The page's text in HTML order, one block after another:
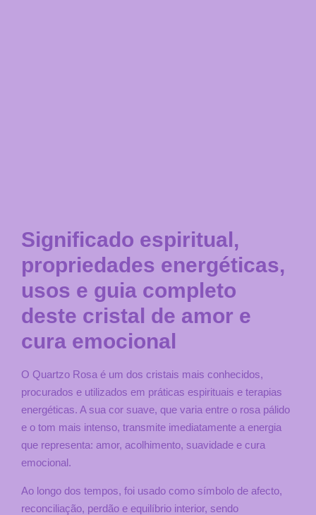
Significado espiritual,
propriedades energéticas,
usos e guia completo
deste cristal de amor e
cura emocional
O Quartzo Rosa é um dos cristais mais conhecidos,
procurados e utilizados em práticas espirituais e terapias
energéticas. A sua cor suave, que varia entre o rosa pálido
e o tom mais intenso, transmite imediatamente a energia
que representa: amor, acolhimento, suavidade e cura
emocional.
Ao longo dos tempos, foi usado como símbolo de afecto,
reconciliação, perdão e equilíbrio interior, sendo